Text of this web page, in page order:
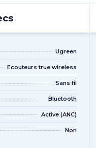
Ugreen
Ecouteurs true wireless
Sans fil
Bluetooth
Active (ANC)
Non